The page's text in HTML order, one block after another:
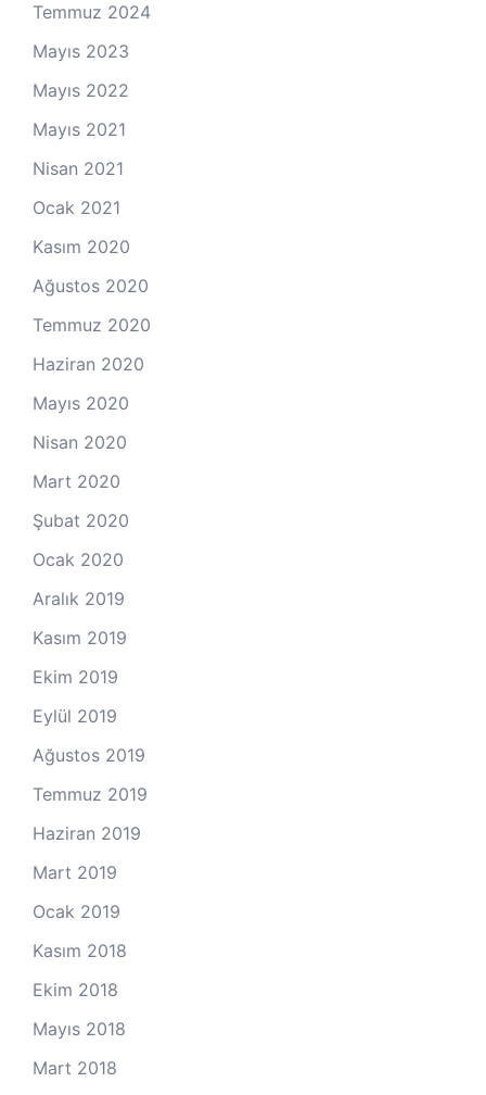
Temmuz 2024
Mayıs 2023
Mayıs 2022
Mayıs 2021
Nisan 2021
Ocak 2021
Kasım 2020
Ağustos 2020
Temmuz 2020
Haziran 2020
Mayıs 2020
Nisan 2020
Mart 2020
Şubat 2020
Ocak 2020
Aralık 2019
Kasım 2019
Ekim 2019
Eylül 2019
Ağustos 2019
Temmuz 2019
Haziran 2019
Mart 2019
Ocak 2019
Kasım 2018
Ekim 2018
Mayıs 2018
Mart 2018